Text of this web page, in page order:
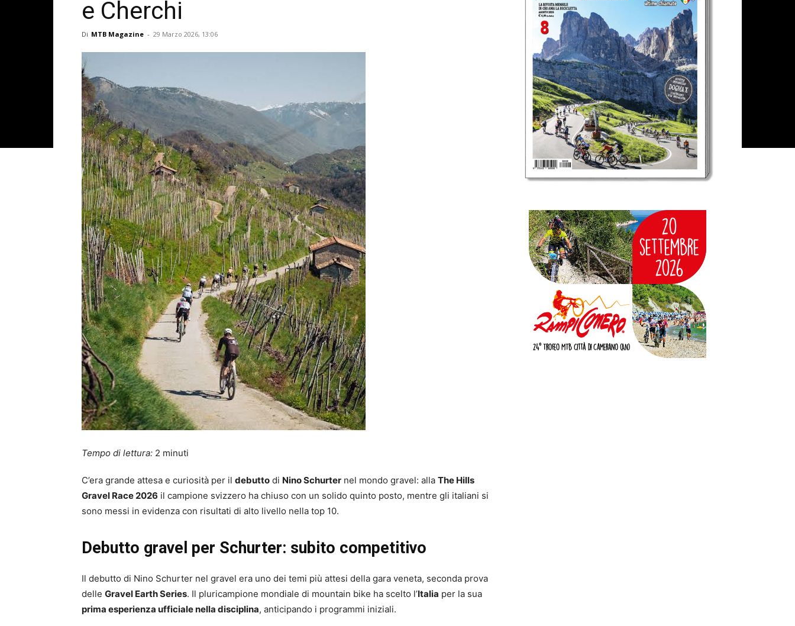
e Cherchi
Di MTB Magazine - 29 Marzo 2026, 13:06
Tempo di lettura: 2 minuti
C’era grande attesa e curiosità per il debutto di Nino Schurter nel mondo gravel: alla The Hills
Gravel Race 2026 il campione svizzero ha chiuso con un solido quinto posto, mentre gli italiani si
sono messi in evidenza con risultati di alto livello nella top 10.
Debutto gravel per Schurter: subito competitivo
Il debutto di Nino Schurter nel gravel era uno dei temi più attesi della gara veneta, seconda prova
delle Gravel Earth Series. Il pluricampione mondiale di mountain bike ha scelto l’Italia per la sua
prima esperienza ufficiale nella disciplina, anticipando i programmi iniziali.